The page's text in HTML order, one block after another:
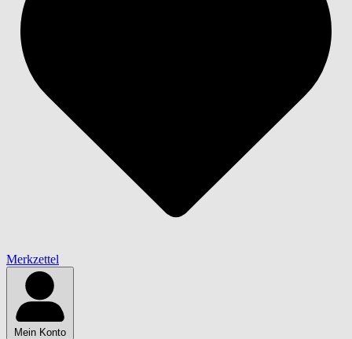
Merkzettel
Mein Konto